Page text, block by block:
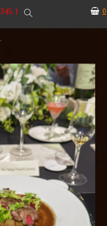
0
Edition